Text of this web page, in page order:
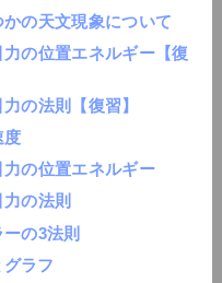
の天文現象について
の位置エネルギー【復
の法則【復習】
度
の位置エネルギー
の法則
の3法則
ラフ